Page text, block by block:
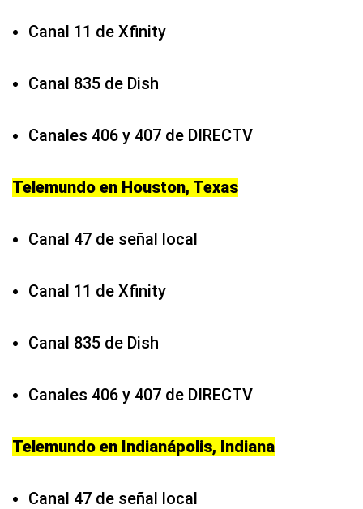
Canal 11 de Xfinity
Canal 835 de Dish
Canales 406 y 407 de DIRECTV
Telemundo en Houston, Texas
Canal 47 de señal local
Canal 11 de Xfinity
Canal 835 de Dish
Canales 406 y 407 de DIRECTV
Telemundo en Indianápolis, Indiana
Canal 47 de señal local